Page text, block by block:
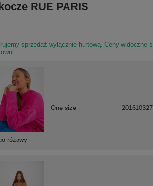
RUE PARIS
sprzedaż wyłącznie hurtową. Ceny widoczne
różowy
One size